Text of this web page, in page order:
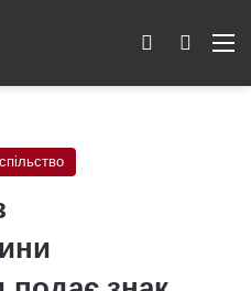
Пошук
Switch skin